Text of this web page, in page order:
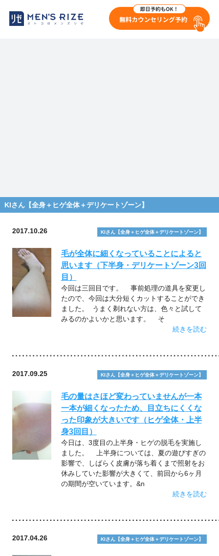
KIさん【全身＋ヒゲ全体＋デリケートゾーン】
2017.10.26 KIさん【全身＋ヒゲ全体＋デリケートゾーン】
毛が全体に細くなっていることによると
思います（下半身・デリケートゾーン3回
目）
今回は三回目です。 事前処理の道具を変更し
たので、今回は大分短くカットすることができ
ました。 うまく剃れない方は、色々と試して
みるのかよいかと思います。 そ
続きを読む
2017.09.25 KIさん【全身＋ヒゲ全体＋デリケートゾーン】
毛の量はさほど変わっていませんが一本
一本が細くなったため、目立ちにくくな
った印象が大きいです（ヒゲ全体・上半
身3回目）
今日は、3度目の上半身・ヒゲの脱毛を実施し
ました。 上半身については、夏の遊びすぎの
影響で、しばらく皮膚が落ち着くまで照射をお
休みしていた影響が大きくて、前回から6ヶ月
の期間が空いています。&n
続きを読む
2017.04.26 KIさん【全身＋ヒゲ全体＋デリケートゾーン】